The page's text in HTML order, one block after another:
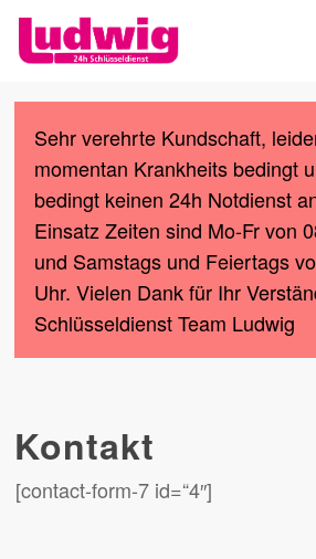
Skip
content
Sehr verehrte Kundschaft,
momentan Krankheits bedingt
bedingt keinen 24h Notdienst
Einsatz Zeiten sind Mo-Fr von
und Samstags und Feiertags
Uhr. Vielen Dank für Ihr
Schlüsseldienst Team Ludwig
Kontakt
[contact-form-7 id=“4″]